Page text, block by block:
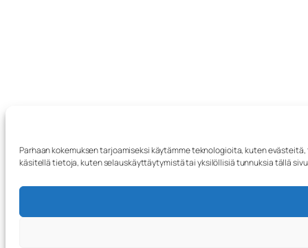
Parhaan kokemuksen tarjoamiseksi käytämme teknologioita, kuten
käsitellä tietoja, kuten selauskäyttäytymistä tai yksilöllisiä tunnuksia tällä